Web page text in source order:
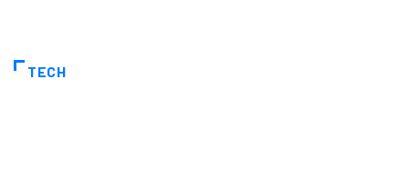
TECH